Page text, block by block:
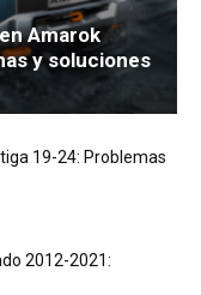
Amarok
y soluciones
19-24: Problemas
2012-2021: